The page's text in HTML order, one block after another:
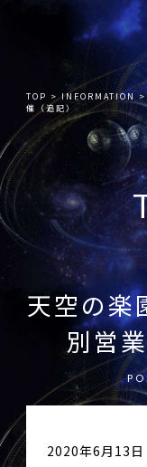
TOP >INFORMATION
催（追記）
天空の
別営
2020年6月13